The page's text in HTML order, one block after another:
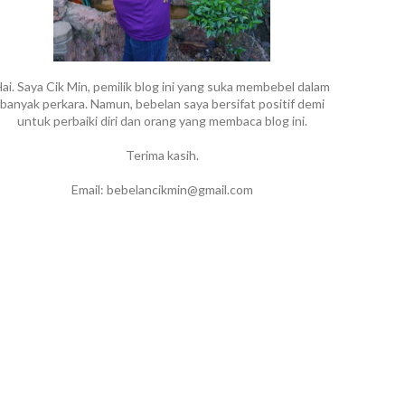
Saya Cik Min, pemilik blog ini yang suka membebel dalam
banyak perkara. Namun, bebelan saya bersifat positif demi
untuk perbaiki diri dan orang yang membaca blog ini.
Terima kasih.
Email: bebelancikmin@gmail.com